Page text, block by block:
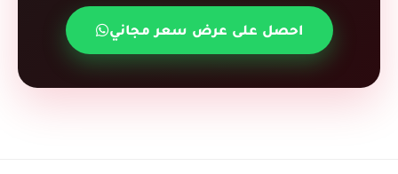
احصل على عرض سعر مجاني